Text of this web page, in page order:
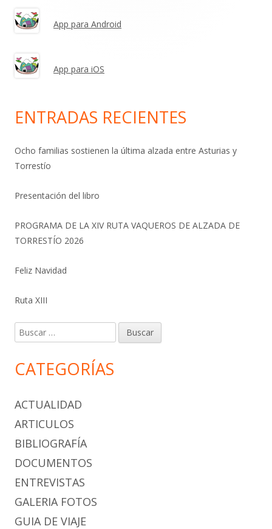
principalApp para Android
App para iOS
ENTRADAS RECIENTES
Ocho familias sostienen la última alzada entre Asturias y
Torrestío
Presentación del libro
PROGRAMA DE LA XIV RUTA VAQUEROS DE ALZADA DE
TORRESTÍO 2026
Feliz Navidad
Ruta XIII
Buscar:
CATEGORÍAS
ACTUALIDAD
ARTICULOS
BIBLIOGRAFÍA
DOCUMENTOS
ENTREVISTAS
GALERIA FOTOS
GUIA DE VIAJE